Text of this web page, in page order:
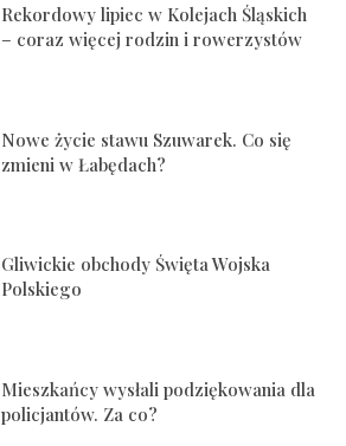
Rekordowy lipiec w Kolejach Śląskich
– coraz więcej rodzin i rowerzystów
Nowe życie stawu Szuwarek. Co się
zmieni w Łabędach?
Gliwickie obchody Święta Wojska
Polskiego
Mieszkańcy wysłali podziękowania dla
policjantów. Za co?